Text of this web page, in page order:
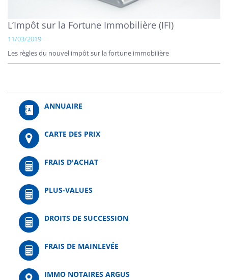
L’Impôt sur la Fortune Immobilière (IFI)
11/03/2019
Les règles du nouvel impôt sur la fortune immobilière
ANNUAIRE
CARTE DES PRIX
FRAIS D'ACHAT
PLUS-VALUES
DROITS DE SUCCESSION
FRAIS DE MAINLEVÉE
IMMO NOTAIRES ARGUS